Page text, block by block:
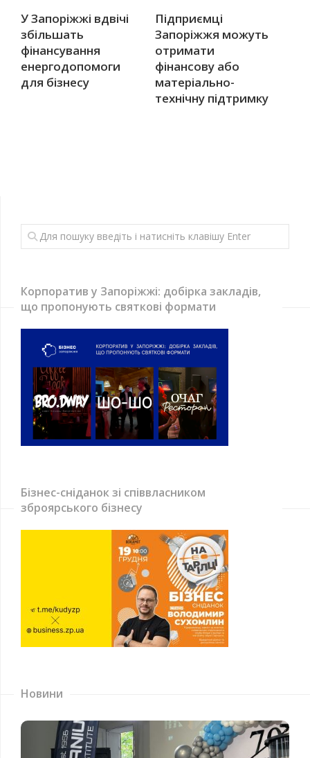
У Запоріжжі вдвічі
збільшать
фінансування
енергодопомоги
для бізнесу
Підприємці
Запоріжжя можуть
отримати
фінансову або
матеріально-
технічну підтримку
Корпоратив у Запоріжжі: добірка закладів,
що пропонують святкові формати
Бізнес-сніданок зі співвласником
зброярського бізнесу
Новини